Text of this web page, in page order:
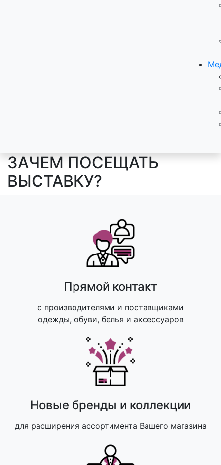
ЗАЧЕМ ПОСЕЩАТЬ
ВЫСТАВКУ?
Прямой контакт
с производителями и поставщиками
одежды, обуви, белья и аксессуаров
Новые бренды и коллекции
для расширения ассортимента Вашего магазина